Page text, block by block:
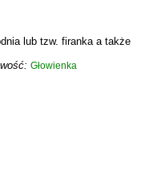
lub tzw. firanka a także
Głowienka